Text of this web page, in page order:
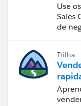
Use
Sales
de
Trilha